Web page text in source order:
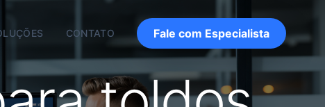
CONTATO Fale com Especialista